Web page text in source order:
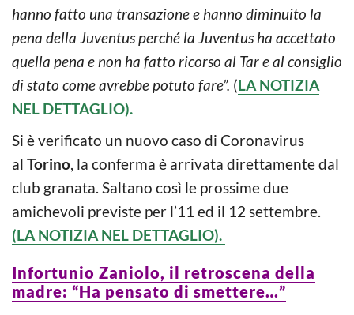
hanno fatto una transazione e hanno diminuito la
pena della Juventus perché la Juventus ha accettato
quella pena e non ha fatto ricorso al Tar e al consiglio
di stato come avrebbe potuto fare”. (LA NOTIZIA
NEL DETTAGLIO).
Si è verificato un nuovo caso di Coronavirus
al Torino, la conferma è arrivata direttamente dal
club granata. Saltano così le prossime due
amichevoli previste per l’11 ed il 12 settembre.
(LA NOTIZIA NEL DETTAGLIO).
Infortunio Zaniolo, il retroscena della
madre: “Ha pensato di smettere…”